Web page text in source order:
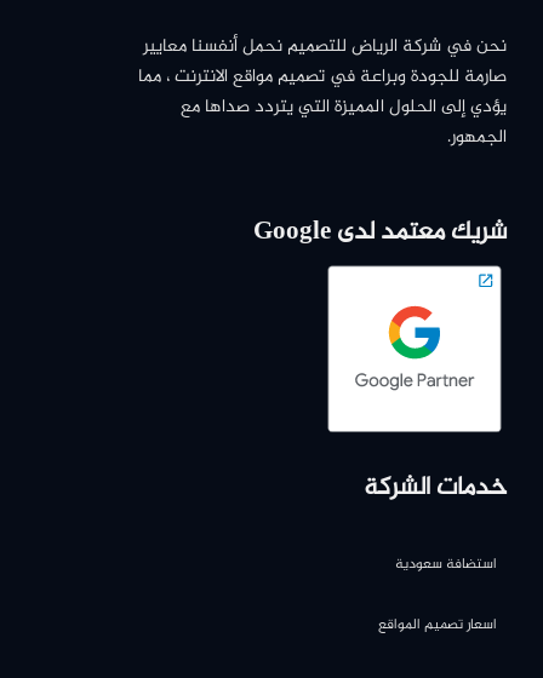
نحن في شركة الرياض للتصميم نحمل أنفسنا معايير
صارمة للجودة وبراعة في تصميم مواقع الانترنت ، مما
يؤدي إلى الحلول المميزة التي يتردد صداها مع
الجمهور.
شريك معتمد لدى Google
خدمات الشركة
استضافة سعودية
اسعار تصميم المواقع